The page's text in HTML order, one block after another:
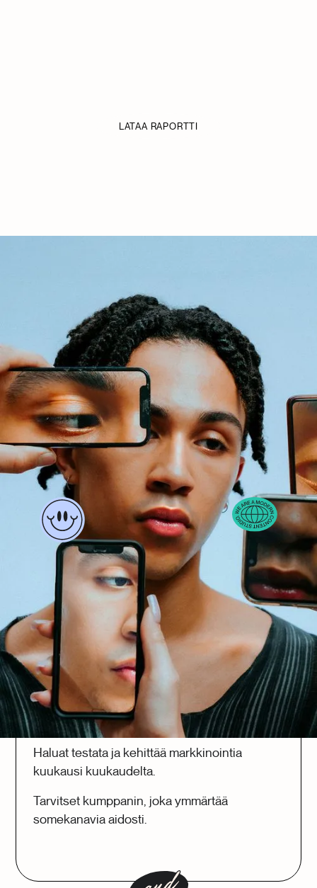
LATAA RAPORTTI
Sakea on koti tekijöille,
jotka ymmärtävät
sosiaalista mediaa, videota
ja yleisöjä.
TUTUSTU TIIMIIN
HOW WE DO THINGS
Always-on 🔑
Brändisi tarvitsee säännöllistä,
korkealaatuista videotuotantoa.
Haluat testata ja kehittää markkinointia
kuukausi kuukaudelta.
Tarvitset kumppanin, joka ymmärtää
somekanavia aidosti.